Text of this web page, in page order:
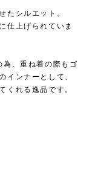
たシルエット。
仕上げられていま
為、重ね着の際もゴ
インナーとして、
くれる逸品です。